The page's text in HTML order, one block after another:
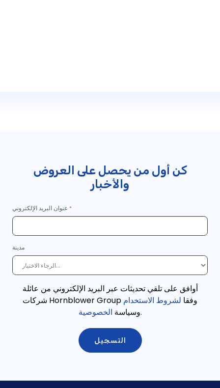
كن أول من يحصل على العروض
والأخبار
عنوان البريد الإلكتروني
أوافق على تلقي تحديثات عبر البريد الإلكتروني من عائلة
شركات Hornblower Group
وفقا لشروط الاستخدام
وسياسة الخصوصية .